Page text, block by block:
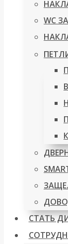
WC
СТАТЬ